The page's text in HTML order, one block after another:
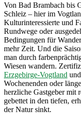
Von Bad Brambach bis
Schleiz – hier im
Kulturinteressierte und
Rundwege oder
Bedingungen für
mehr Zeit. Und die
man durch
Wiesen wandern.
Erzgebirge-Vogtland
Wochenenden oder
herzliche Gastgeber mit
gebettet in den tiefen,
der Natur sinkt.